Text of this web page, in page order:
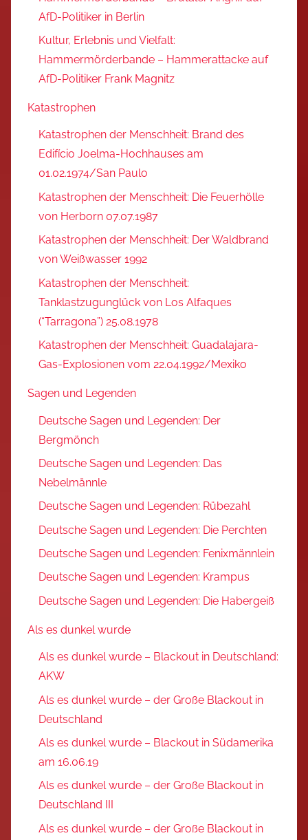
AfD-Politiker in Berlin
Kultur, Erlebnis und Vielfalt:
Hammermörderbande – Hammerattacke auf
AfD-Politiker Frank Magnitz
Katastrophen
Katastrophen der Menschheit: Brand des
Edifício Joelma-Hochhauses am
01.02.1974/San Paulo
Katastrophen der Menschheit: Die Feuerhölle
von Herborn 07.07.1987
Katastrophen der Menschheit: Der Waldbrand
von Weißwasser 1992
Katastrophen der Menschheit:
Tanklastzugunglück von Los Alfaques
(“Tarragona”) 25.08.1978
Katastrophen der Menschheit: Guadalajara-
Gas-Explosionen vom 22.04.1992/Mexiko
Sagen und Legenden
Deutsche Sagen und Legenden: Der
Bergmönch
Deutsche Sagen und Legenden: Das
Nebelmännle
Deutsche Sagen und Legenden: Rübezahl
Deutsche Sagen und Legenden: Die Perchten
Deutsche Sagen und Legenden: Fenixmännlein
Deutsche Sagen und Legenden: Krampus
Deutsche Sagen und Legenden: Die Habergeiß
Als es dunkel wurde
Als es dunkel wurde – Blackout in Deutschland:
AKW
Als es dunkel wurde – der Große Blackout in
Deutschland
Als es dunkel wurde – Blackout in Südamerika
am 16.06.19
Als es dunkel wurde – der Große Blackout in
Deutschland III
Als es dunkel wurde – der Große Blackout in